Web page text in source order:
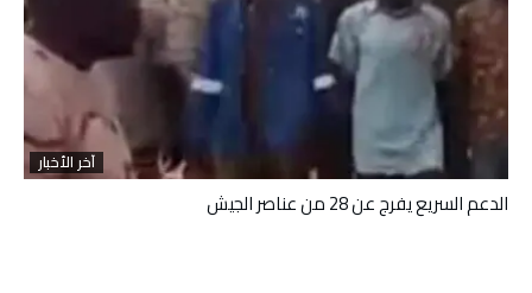
آخر الأخبار
الدعم السريع يفرج عن 28 من عناصر الجيش